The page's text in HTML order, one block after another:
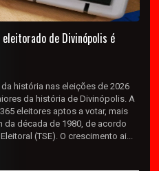
de Divinópolis é
história nas eleições de 2026
da história de Divinópolis. A
eleitores aptos a votar, mais
década de 1980, de acordo
(TSE). O crescimento ai...